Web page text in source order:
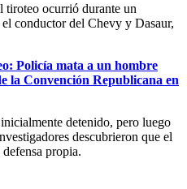
tiroteo ocurrió durante un
conductor del Chevy y Dasaur,
Policía mata a un hombre
la Convención Republicana en
detenido, pero luego
descubrieron que el
propia.